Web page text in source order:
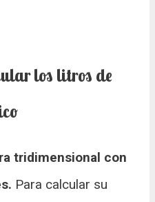
los litros de
tridimensional con
Para calcular su